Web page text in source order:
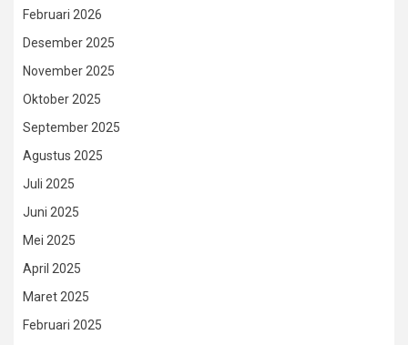
Februari 2026
Desember 2025
November 2025
Oktober 2025
September 2025
Agustus 2025
Juli 2025
Juni 2025
Mei 2025
April 2025
Maret 2025
Februari 2025